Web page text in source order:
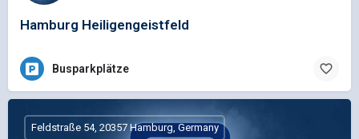
Hamburg Heiligengeistfeld
Busparkplätze
Feldstraße 54, 20357 Hamburg, Germany